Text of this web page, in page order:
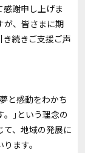
感謝申し上げま
が、皆さまに期
続きご支援ご声
と感動をわかち
。｣という理念の
て、地域の発展に
ます。